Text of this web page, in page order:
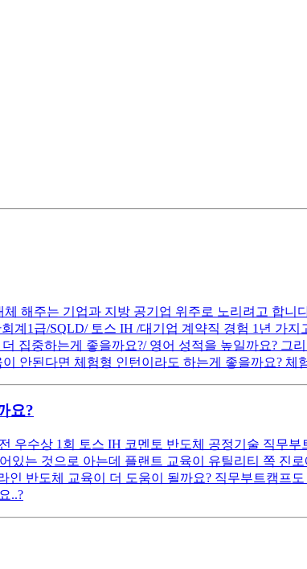
해주는 기업과 지방 공기업 위주로 노리려고 합
계1급/SQLD/ 토스 IH /대기업 계약직 경험 1년 가
집중하는게 좋을까요?/ 영어 성적을 높일까요? 그
안된다면 체험형 인턴이라도 하는게 좋을까요?
요?
우수상 1회 토스 IH 코멘토 반도체 공정기술 직무부
는 것으로 아는데 플랜트 교육이 유틸리티 쪽 진
반도체 교육이 더 도움이 될까요? 직무부트캠프
..?